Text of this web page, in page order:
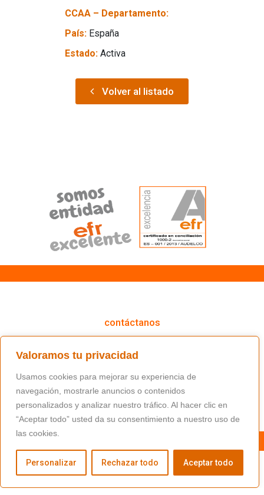
Valoramos tu privacidad
Usamos cookies para mejorar su experiencia de
navegación, mostrarle anuncios o contenidos
personalizados y analizar nuestro tráfico. Al hacer clic en
“Aceptar todo” usted da su consentimiento a nuestro uso de
las cookies.
Personalizar Rechazar todo Aceptar todo
CCAA – Departamento:
País: España
Estado: Activa
Volver al listado
contáctanos
(+34) 91 766 98 56 / fundacion@masfamilia.org
síguenos en nuestras redes sociales